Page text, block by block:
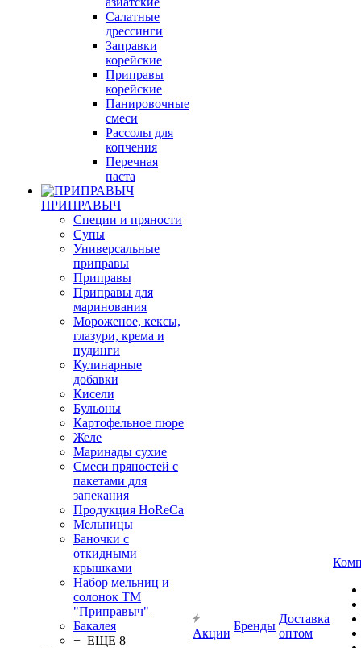
Салатные
дрессинги
Заправки
корейские
Приправы
корейские
Панировочные
смеси
Рассолы для
копчения
Перечная
паста
ПРИПРАВЫЧ
Специи и пряности
Супы
Универсальные
приправы
Приправы
Приправы для
маринования
Мороженое, кексы,
глазури, крема и
пудинги
Кулинарные
добавки
Кисели
Бульоны
Картофельное пюре
Желе
Маринады сухие
Смеси пряностей с
пакетами для
запекания
Продукция HoReCa
Мельницы
Баночки с
откидными
крышками
Набор мельниц и
солонок ТМ
"Приправыч"
Бакалея
+ ЕЩЕ 8
Акции
Бренды
Доставка
оптом